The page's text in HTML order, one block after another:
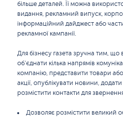
більше деталей. Її можна
видання, рекламний випуск,
інформаційний дайджест або
рекламної кампанії.
Для бізнесу газета зручна тим,
об’єднати кілька напрямів
компанію, представити товари
акції, опублікувати новини,
розмістити контакти для
Дозволяє розмістити великий